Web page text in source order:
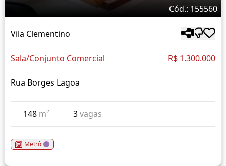
Cód.: 155560
Vila Clementino
Sala/Conjunto Comercial R$ 1.300.000
Rua Borges Lagoa
148 m² 3vagas
Metrô